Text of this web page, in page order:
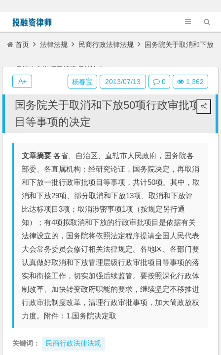
首页 法律法规 民商行政法律法规 国务院关于取消和下放
50项行政审批项目等事项的决定
国务院关于取消和下放50项行政审批项
目等事项的决定
文章摘要 各省、自治区、直辖市人民政府，国务院各
部委、各直属机构：经研究论证，国务院决定，再取消
和下放一批行政审批项目等事项，共计50项。其中，取
消和下放29项、部分取消和下放13项、取消和下放评
比达标项目3项；取消涉密事项1项（按规定另行通
知）；有4项拟取消和下放的行政审批项目是依据有关
法律设立的，国务院将依照法定程序提请全国人民代表
大会常务委员会修订相关法律规定。各地区、各部门要
认真做好取消和下放管理层级行政审批项目等事项的落
实和衔接工作，切实加强后续监管。要按照深化行政体
制改革、加快转变政府职能的要求，继续坚定不移推进
行政审批制度改革，清理行政审批事项，加大简政放权
力度。附件：1.国务院决定取
关键词： 民商行政法律法规
杨春宝 2013/07/13 0 1,362
A+